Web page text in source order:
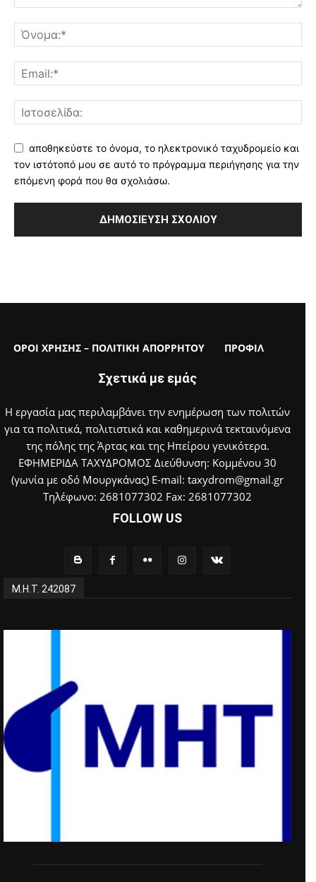
αποθηκεύστε το όνομα, το ηλεκτρονικό ταχυδρομείο και
τον ιστότοπό μου σε αυτό το πρόγραμμα περιήγησης για την
επόμενη φορά που θα σχολιάσω.
ΟΡΟΙ ΧΡΗΣΗΣ – ΠΟΛΙΤΙΚΗ ΑΠΟΡΡΗΤΟΥ ΠΡΟΦΙΛ
Σχετικά με εμάς
Η εργασία μας περιλαμβάνει την ενημέρωση των πολιτών
για τα πολιτικά, πολιτιστικά και καθημερινά τεκταινόμενα
της πόλης της Άρτας και της Ηπείρου γενικότερα.
ΕΦΗΜΕΡΙΔΑ ΤΑΧΥΔΡΟΜΟΣ Διεύθυνση: Κομμένου 30
(γωνία με οδό Μουργκάνας) E-mail: taxydrom@gmail.gr
Τηλέφωνο: 2681077302 Fax: 2681077302
FOLLOW US
Μ.Η.Τ. 242087